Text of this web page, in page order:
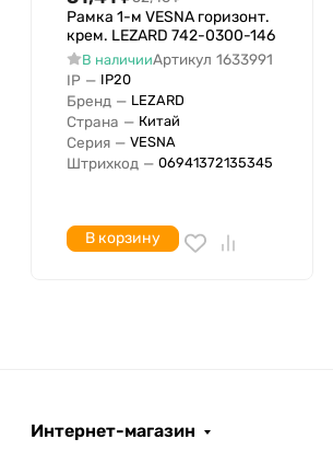
кабель-канал
Для скрытого монтажа
Исполнение для скрытого
монтажа
Подходит для встроенного
монтажа
Количество единиц по
Количество единиц по
Количество модулей по
Рамка 1-м VESNA горизонт.
крем. LEZARD 742-0300-146
В наличииАртикул 1633991
IP — IP20
Бренд — LEZARD
Страна — Китай
Серия — VESNA
Штрихкод — 06941372135345
В корзину
Интернет-магазин